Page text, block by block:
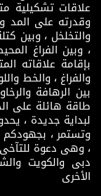
علاقات تشكيلية
وقدرته على المد
والتخلخل ، وبين
، وبين الفراغ
بإقامة علاقاته
والفراغ ، والخط
بين الرهافة
طاقة هائلة على
لبداية جديدة ،
وتستمر ،
، وهى دعوة للتآخى
دبى والكويت
الأخرى